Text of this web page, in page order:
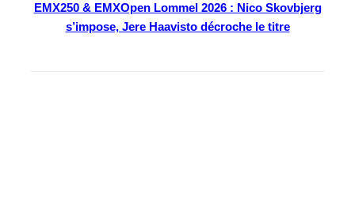
EMX250 & EMXOpen Lommel 2026 : Nico Skovbjerg
s’impose, Jere Haavisto décroche le titre